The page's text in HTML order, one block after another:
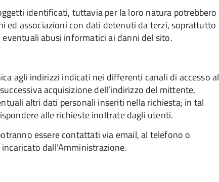
identificati, tuttavia per la loro natura potrebbero
ed associazioni con dati detenuti da terzi, soprattutto
abusi informatici ai danni del sito.
agli indirizzi indicati nei differenti canali di accesso al
acquisizione dell’indirizzo del mittente,
altri dati personali inseriti nella richiesta; in tal
alle richieste inoltrate dagli utenti.
essere contattati via email, al telefono o
dall'Amministrazione.